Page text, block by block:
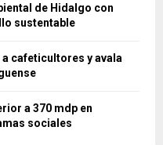
de Hidalgo con
sustentable
cafeticultores y avala
a 370 mdp en
sociales